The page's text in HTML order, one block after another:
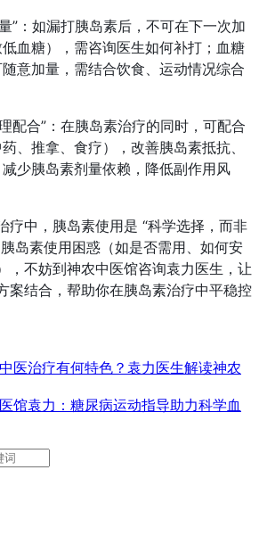
”：如漏打胰岛素后，不可在下一次加
血糖），需咨询医生如何补打；血糖
意加量，需结合饮食、运动情况综合
配合”：在胰岛素治疗的同时，可配合
、推拿、食疗），改善胰岛素抵抗、
少胰岛素剂量依赖，降低副作用风
疗中，胰岛素使用是 “科学选择，而非
岛素使用困惑（如是否需用、如何安
，不妨到神农中医馆咨询袁力医生，让
案结合，帮助你在胰岛素治疗中平稳控
医治疗有何特色？袁力医生解读神农
馆袁力：糖尿病运动指导助力科学血